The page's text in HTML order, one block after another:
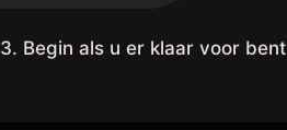
3. Begin als u er klaar voor bent